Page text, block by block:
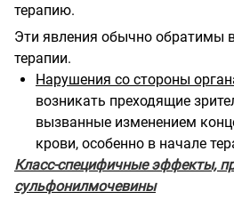
терапию.
Эти явления обычно обратимы
терапии.
Нарушения со стороны
возникать преходящие
вызванные изменением
крови, особенно в начале
Класс-специфичные эффекты,
сульфонилмочевины